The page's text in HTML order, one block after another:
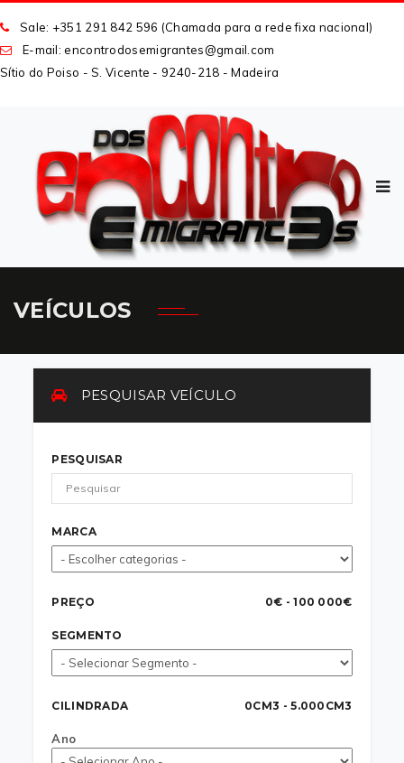
Sale: +351 291 842 596 (Chamada para a rede fixa nacional)
E-mail: encontrodosemigrantes@gmail com
Sítio do Poiso - S. Vicente - 9240-218 - Madeira
VEÍCULOS
PESQUISAR VEÍCULO
PESQUISAR
MARCA
PREÇO 0€ - 100 000€
SEGMENTO
CILINDRADA 0CM3 - 5.000CM3
Ano